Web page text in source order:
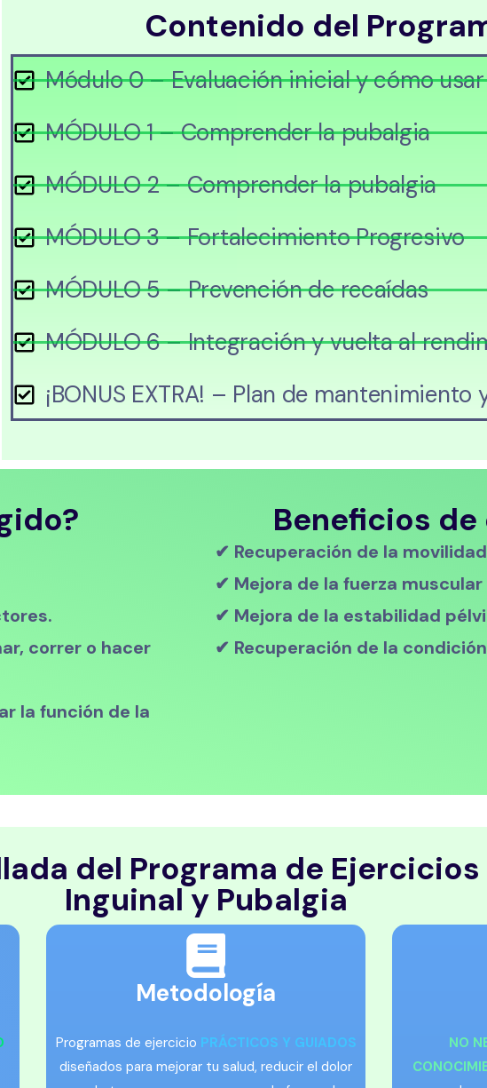
Contenido del
Módulo 0 – Evaluación inicial y cómo
MÓDULO 1 – Comprender la pubalgia
MÓDULO 2 – Comprender la pubalgia
MÓDULO 3 – Fortalecimiento Progresivo
MÓDULO 5 – Prevención de recaídas
MÓDULO 6 – Integración y vuelta al
¡BONUS EXTRA! – Plan de
correr o hacer
la función de la
Beneficios
✔ Recuperación de la movilidad
✔ Mejora de la fuerza muscular
✔ Mejora de la estabilidad
✔ Recuperación de la
del Programa de
Inguinal y Pubalgia
Metodología
Programas de ejercicio PRÁCTICOS Y GUIADOS
diseñados para mejorar tu salud, reducir el dolor
NO